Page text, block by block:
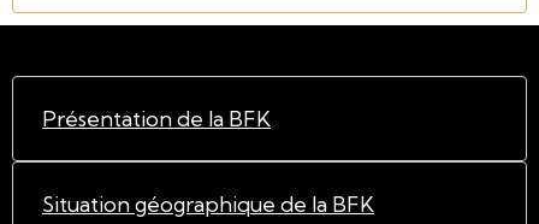
Présentation de la BFK
Situation géographique de la BFK